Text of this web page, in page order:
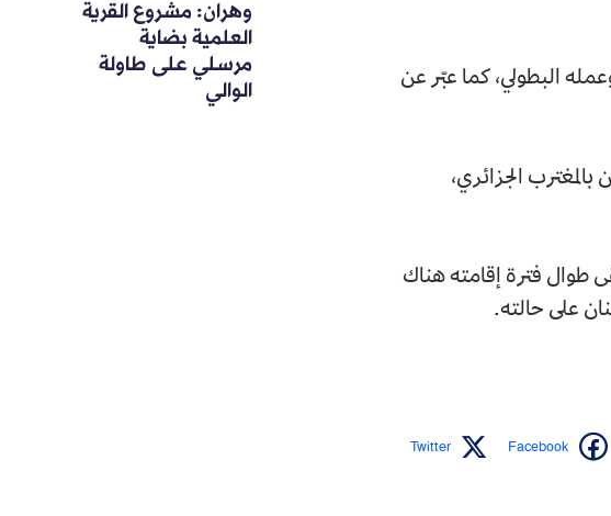
البطولي، كما عبّر عن
الجزائري،
الماضي، وقد تلقى طوال فترة إقامته هناك
على حالته.
وهران: مشروع القرية
العلمية بضاية
مرسلي على طاولة
الوالي
Facebook
Twitter